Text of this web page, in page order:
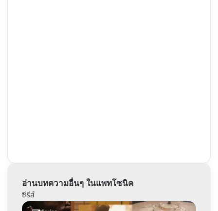
อ่านบทความอื่นๆ ในแพทโซนิค
ซีรีส์